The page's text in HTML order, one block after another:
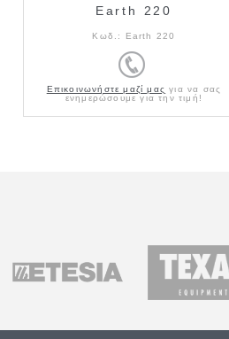
Earth 220
Κωδ.: Earth 220
Επικοινωνήστε μαζί μας για να σας
ενημερώσουμε για την τιμή!